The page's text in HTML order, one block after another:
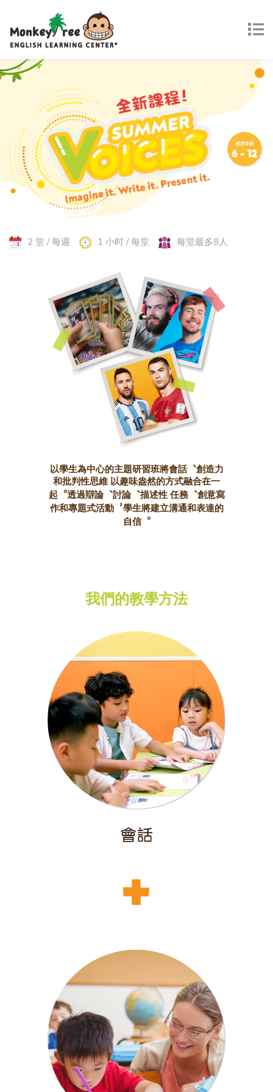
2 堂 / 每週 1 小时 / 每堂 每堂最多8人
以學生為中心的主題研習班將會話︑創造力
和批判性思維 以趣味盎然的方式融合在一
起︒透過辯論︑討論︑描述性 任務︑創意寫
作和專題式活動︐學生將建立溝通和表達的
自信︒
我們的教學方法